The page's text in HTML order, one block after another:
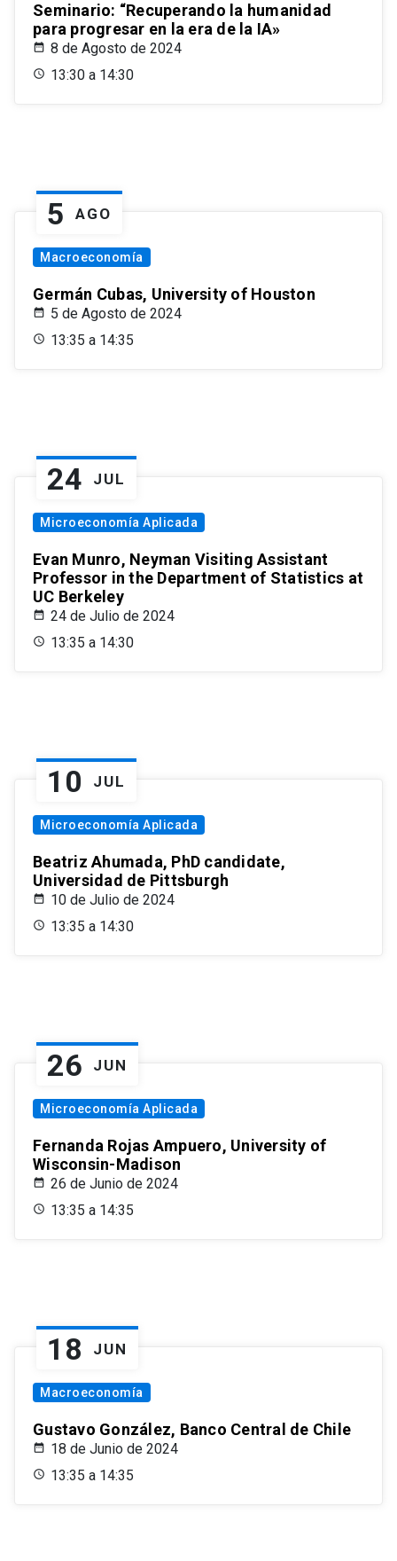
Seminario: “Recuperando la humanidad
para progresar en la era de la IA»
8 de Agosto de 2024
13:30 a 14:30
5 AGO
Macroeconomía
Germán Cubas, University of Houston
5 de Agosto de 2024
13:35 a 14:35
24 JUL
Microeconomía Aplicada
Evan Munro, Neyman Visiting Assistant
Professor in the Department of Statistics at
UC Berkeley
24 de Julio de 2024
13:35 a 14:30
10 JUL
Microeconomía Aplicada
Beatriz Ahumada, PhD candidate,
Universidad de Pittsburgh
10 de Julio de 2024
13:35 a 14:30
26 JUN
Microeconomía Aplicada
Fernanda Rojas Ampuero, University of
Wisconsin-Madison
26 de Junio de 2024
13:35 a 14:35
18 JUN
Macroeconomía
Gustavo González, Banco Central de Chile
18 de Junio de 2024
13:35 a 14:35